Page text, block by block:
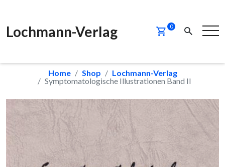
Lochmann-Verlag 0
Home Shop
Lochmann-Verlag
Symptomatologische Illustrationen Band II